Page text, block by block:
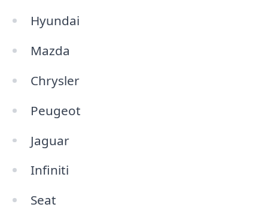
Hyundai
Mazda
Chrysler
Peugeot
Jaguar
Infiniti
Seat